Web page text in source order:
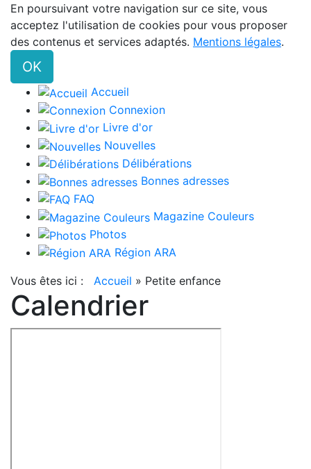
En poursuivant votre navigation sur ce site, vous
acceptez l'utilisation de cookies pour vous proposer
des contenus et services adaptés. Mentions légales.
OK
Accueil
Connexion
Livre d'or
Nouvelles
Délibérations
Bonnes adresses
FAQ
Magazine Couleurs
Photos
Région ARA
Vous êtes ici : Accueil » Petite enfance
Calendrier